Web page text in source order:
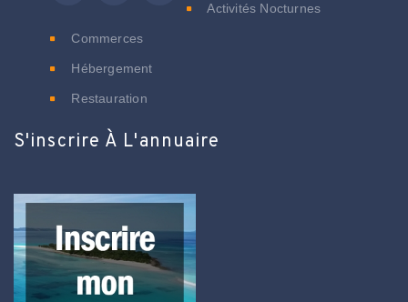
Activités Nocturnes
Commerces
Hébergement
Restauration
S'inscrire À L'annuaire